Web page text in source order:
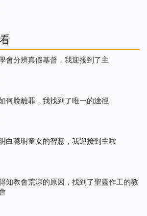
會分辨真假基督，我迎接到了主
何脫離罪，我找到了唯一的途徑
白聰明童女的智慧，我迎接到主啦
知教會荒涼的原因，找到了聖靈作工的教